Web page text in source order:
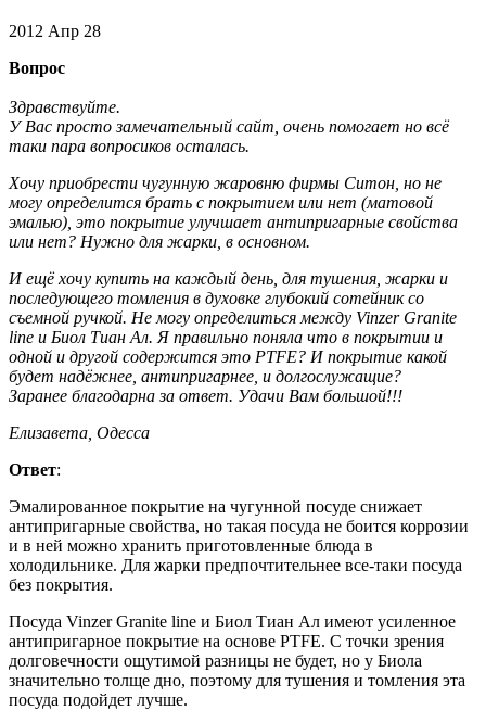
2012 Апр 28
Вопрос
Здравствуйте.
У Вас просто замечательный сайт, очень помогает но всё
таки пара вопросиков осталась.
Хочу приобрести чугунную жаровню фирмы Ситон, но не
могу определится брать с покрытием или нет (матовой
эмалью), это покрытие улучшает антипригарные свойства
или нет? Нужно для жарки, в основном.
И ещё хочу купить на каждый день, для тушения, жарки и
последующего томления в духовке глубокий сотейник со
съемной ручкой. Не могу определиться между Vinzer Granite
line и Биол Тиан Ал. Я правильно поняла что в покрытии и
одной и другой содержится это PTFE? И покрытие какой
будет надёжнее, антипригарнее, и долгослужащие?
Заранее благодарна за ответ. Удачи Вам большой!!!
Елизавета, Одесса
Ответ:
Эмалированное покрытие на чугунной посуде снижает
антипригарные свойства, но такая посуда не боится коррозии
и в ней можно хранить приготовленные блюда в
холодильнике. Для жарки предпочтительнее все-таки посуда
без покрытия.
Посуда Vinzer Granite line и Биол Тиан Ал имеют усиленное
антипригарное покрытие на основе PTFE. С точки зрения
долговечности ощутимой разницы не будет, но у Биола
значительно толще дно, поэтому для тушения и томления эта
посуда подойдет лучше.